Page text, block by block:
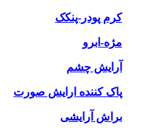
کرم پودر-پنکک
مژه-ابرو
آرایش چشم
پاک کننده ارایش صورت
براش آرایشی